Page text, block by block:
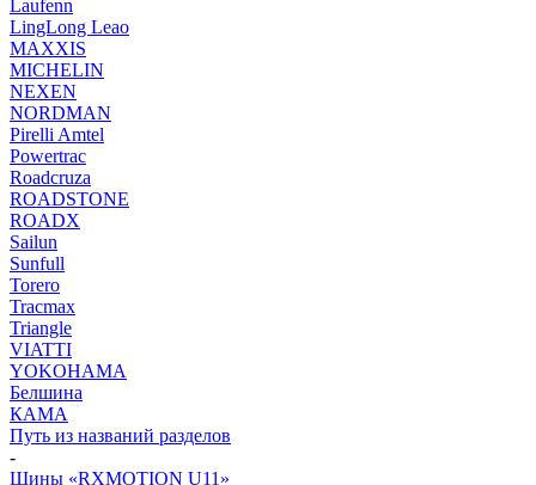
Laufenn
LingLong Leao
MAXXIS
MICHELIN
NEXEN
NORDMAN
Pirelli Amtel
Powertrac
Roadcruza
ROADSTONE
ROADX
Sailun
Sunfull
Torero
Tracmax
Triangle
VIATTI
YOKOHAMA
Белшина
КАМА
Путь из названий разделов
-
Шины «RXMOTION U11»